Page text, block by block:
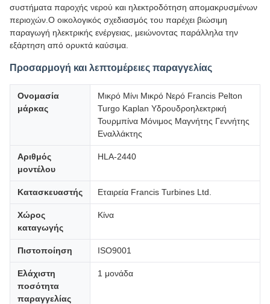
συστήματα παροχής νερού και ηλεκτροδότηση απομακρυσμένων
περιοχών.Ο οικολογικός σχεδιασμός του παρέχει βιώσιμη
παραγωγή ηλεκτρικής ενέργειας, μειώνοντας παράλληλα την
εξάρτηση από ορυκτά καύσιμα.
Προσαρμογή και λεπτομέρειες παραγγελίας
Ονομασία
μάρκας
Μικρό Μίνι Μικρό Νερό Francis Pelton
Turgo Kaplan Υδρουδροηλεκτρική
Τουρμπίνα Μόνιμος Μαγνήτης Γεννήτης
Εναλλάκτης
Αριθμός
μοντέλου
HLA-2440
Κατασκευαστής Εταιρεία Francis Turbines Ltd.
Χώρος
καταγωγής
Κίνα
Πιστοποίηση ISO9001
Ελάχιστη
ποσότητα
παραγγελίας
1 μονάδα